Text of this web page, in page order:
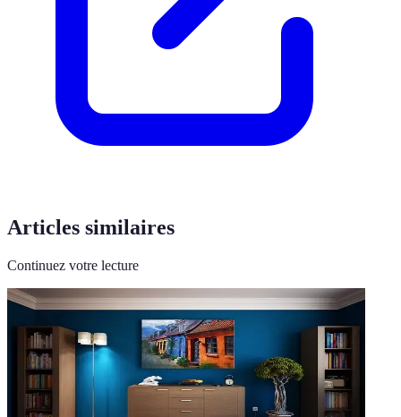
Articles similaires
Continuez votre lecture